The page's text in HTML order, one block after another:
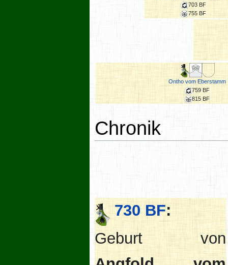
703 BF
755 BF
Ontho vom Eberstamm
759 BF
815 BF
Chronik
730 BF:
Geburt von